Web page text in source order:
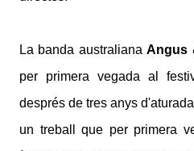
La banda australianaAngus
per primera vegada al
després de tres anys
un treball que per primera